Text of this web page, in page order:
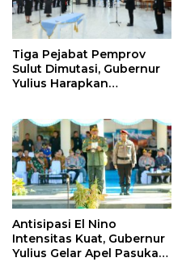
Tiga Pejabat Pemprov
Sulut Dimutasi, Gubernur
Yulius Harapkan
Antisipasi El Nino
Intensitas Kuat, Gubernur
Yulius Gelar Apel Pasukan